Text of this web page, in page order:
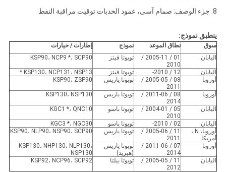
8. جزء الوصف: صمام آسى، عمود الحدبات توقيت مراقبة النفط
ينطبق نموذج:
سوق نطاق الموعد نموذج
إطارات / خيارات
اليابان
01 / 2005-11 /
2010
تويوتا فيتز KSP90، NCP9 *، SCP90
اليابان 12 / 2010- تويوتا فيتز
KSP130، NCP131، NSP13 *
أوروبا
08 / 2005-05 /
2011
تويوتا ياريس KSP90، ZSP90
أوروبا
08 / 2011-06 /
2014
تويوتا ياريس KSP130، NSP130
اليابان
05 / 2004-01 /
2010
تويوتا باسو KGC1 *، QNC10
اليابان 02 / 2010- تويوتا باسو
KGC3 *، NGC30
أوروبا، N.،
أمريكا
11 / 2005-06 /
2011
تويوتا ياريس KSP90، NLP90، NSP90، SCP90
أوروبا
07 / 2011-06 /
2014
تويوتا ياريس
(هبريد)
KSP130، NHP130، NLP130،
NSP130
اليابان
11 / 2005-05 /
2012
تويوتا بيلتا KSP92، NCP96، SCP92